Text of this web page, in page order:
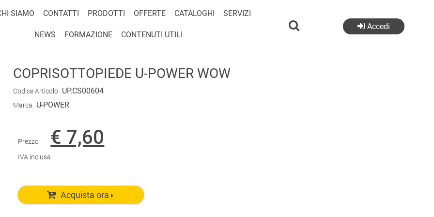
SIAMO CONTATTI PRODOTTI OFFERTE CATALOGHI SERVIZI
NEWS FORMAZIONE CONTENUTI UTILI
Accedi
COPRISOTTOPIEDE U-POWER WOW
Codice Articolo UP.CS00604
Marca U-POWER
Prezzo € 7,60
IVA inclusa
Acquista ora